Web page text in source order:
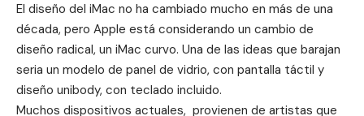
El diseño del iMac no ha cambiado mucho en más de una
década, pero Apple está considerando un cambio de
diseño radical, un iMac curvo. Una de las ideas que barajan
seria un modelo de panel de vidrio, con pantalla táctil y
diseño unibody, con teclado incluido.
Muchos dispositivos actuales, provienen de artistas que